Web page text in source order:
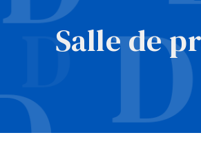
Salle de